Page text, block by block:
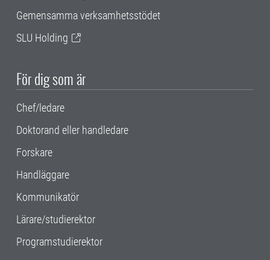
Gemensamma verksamhetsstödet
SLU Holding
För dig som är
Chef/ledare
Doktorand eller handledare
Forskare
Handläggare
Kommunikatör
Lärare/studierektor
Programstudierektor